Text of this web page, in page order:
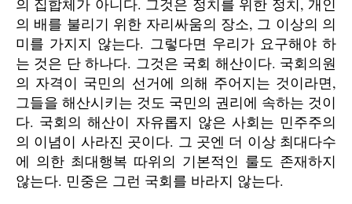
의 집합체가 아니다. 그것은 정치를 위한 정치, 개인
의 배를 불리기 위한 자리싸움의 장소, 그 이상의 의
미를 가지지 않는다. 그렇다면 우리가 요구해야 하
는 것은 단 하나다. 그것은 국회 해산이다. 국회의원
의 자격이 국민의 선거에 의해 주어지는 것이라면,
그들을 해산시키는 것도 국민의 권리에 속하는 것이
다. 국회의 해산이 자유롭지 않은 사회는 민주주의
의 이념이 사라진 곳이다. 그 곳엔 더 이상 최대다수
에 의한 최대행복 따위의 기본적인 룰도 존재하지
않는다. 민중은 그런 국회를 바라지 않는다.